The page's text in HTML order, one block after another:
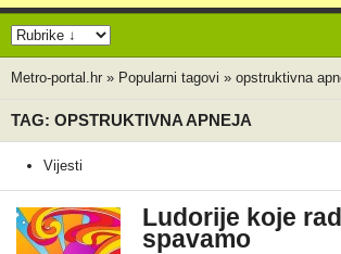
Metro-portal.hr » Popularni tagovi » opstruktivna
TAG: OPSTRUKTIVNA APNEJA
Vijesti
Ludorije koje
spavamo